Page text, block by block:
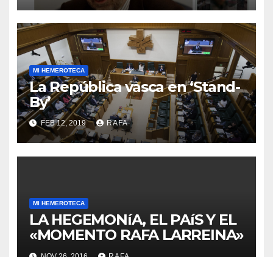
MI HEMEROTECA
La República vasca en ‘Stand-
By’
FEB 12, 2019 RAFA
MI HEMEROTECA
LA HEGEMONíA, EL PAíS Y EL
«MOMENTO RAFA LARREINA»